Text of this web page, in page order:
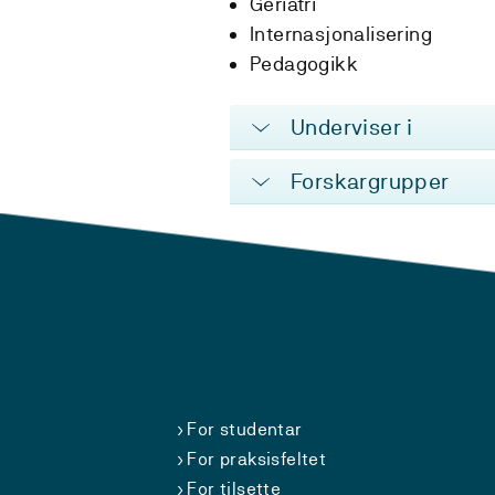
Internasjonalisering
Pedagogikk
Underviser i
Forskargrupper
For studentar
For praksisfeltet
For tilsette